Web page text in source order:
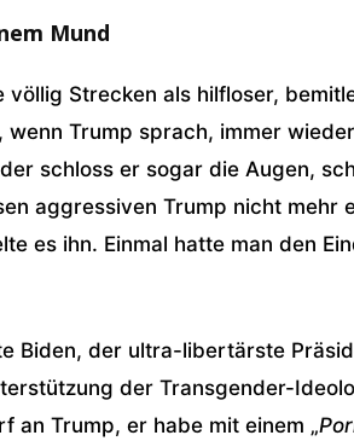
Mund
völlig Strecken als hilfloser,
wenn Trump sprach, immer
schloss er sogar die Augen,
aggressiven Trump nicht mehr
es ihn. Einmal hatte man den
Biden, der ultra-libertärste
der Transgender-
an Trump, er habe mit einem „